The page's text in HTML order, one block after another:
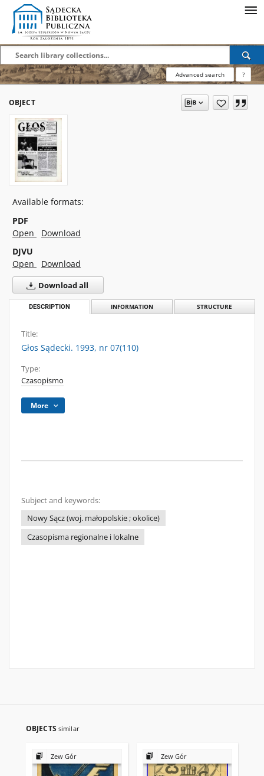
Advanced search ?
OBJECT
Available formats:
PDF
Open
Download
DJVU
Open
Download
Download all
DESCRIPTION INFORMATION STRUCTURE
Title:
Głos Sądecki. 1993, nr 07(110)
Type:
Czasopismo
More
Subject and keywords:
Nowy Sącz (woj. małopolskie ; okolice)
Czasopisma regionalne i lokalne
OBJECTS similar
Zew Gór Zew Gór